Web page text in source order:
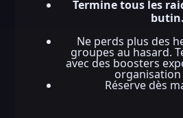
Termine tous les
butin.
Ne perds plus des
groupes au hasard.
avec des boosters
Réserve dès